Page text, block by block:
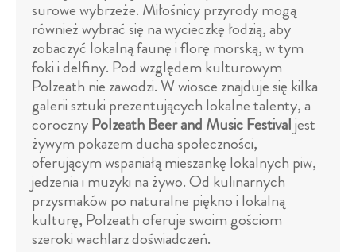
surowe wybrzeże. Miłośnicy przyrody mogą
również wybrać się na wycieczkę łodzią, aby
zobaczyć lokalną faunę i florę morską, w tym
foki i delfiny. Pod względem kulturowym
Polzeath nie zawodzi. W wiosce znajduje się kilka
galerii sztuki prezentujących lokalne talenty, a
corocznyPolzeath Beer and Music Festivaljest
żywym pokazem ducha społeczności,
oferującym wspaniałą mieszankę lokalnych piw,
jedzenia i muzyki na żywo. Od kulinarnych
przysmaków po naturalne piękno i lokalną
kulturę, Polzeath oferuje swoim gościom
szeroki wachlarz doświadczeń.